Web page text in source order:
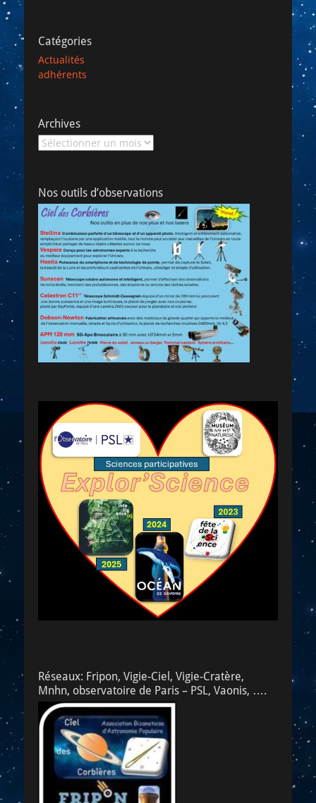
Catégories
Actualités
adhérents
Archives
Archives
Nos outils d’observations
Réseaux: Fripon, Vigie-Ciel, Vigie-Cratère,
Mnhn, observatoire de Paris – PSL, Vaonis, ….